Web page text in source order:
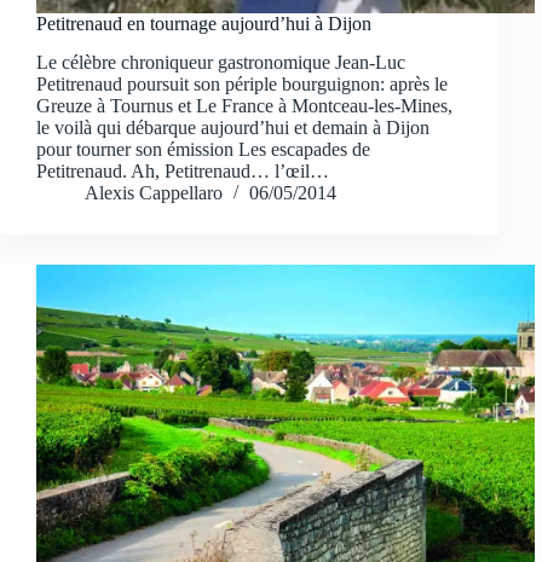
Petitrenaud en tournage aujourd’hui à Dijon
Le célèbre chroniqueur gastronomique Jean-Luc
Petitrenaud poursuit son périple bourguignon: après le
Greuze à Tournus et Le France à Montceau-les-Mines,
le voilà qui débarque aujourd’hui et demain à Dijon
pour tourner son émission Les escapades de
Petitrenaud. Ah, Petitrenaud… l’œil…
Alexis Cappellaro
06/05/2014